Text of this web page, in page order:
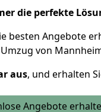
die perfekte
besten Angebote
von
aus, und erhalten
Angebote